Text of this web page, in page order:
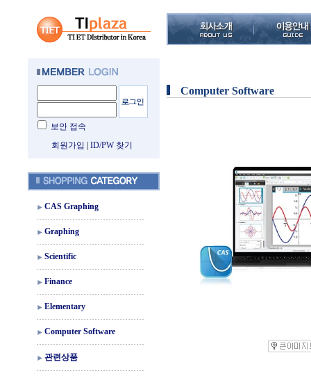
보안 접속
회원가입
ID/PW 찾기
CAS Graphing
Graphing
Scientific
Finance
Elementary
Computer Software
관련상품
Computer Software